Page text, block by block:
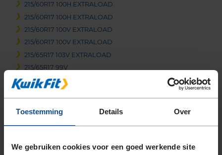
Toestemming Details Over
We gebruiken cookies voor een goed werkende site
215/60R17 100H EXTRALOAD
215/60R17 100H EXTRALOAD
215/60R17 100V EXTRALOAD
215/60R17 100V EXTRALOAD
215/65R17 103V EXTRALOAD
215/65R17 99V
215/65R17 99V EXTRALOAD
225/50R17 98W EXTRALOAD
225/55R17 101W EXTRALOAD